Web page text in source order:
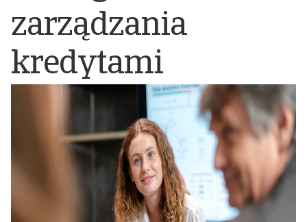
zarządzania
kredytami